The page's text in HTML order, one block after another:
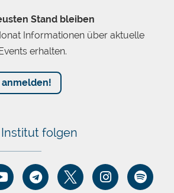
Stand bleiben
Informationen über aktuelle
erhalten.
folgen